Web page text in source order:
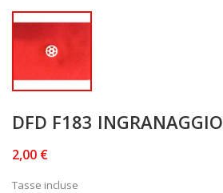
DFD F183 INGRANAGGIO
2,00 €
Tasse incluse